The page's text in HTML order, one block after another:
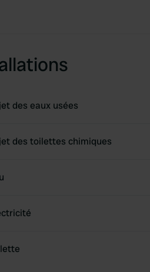
des eaux usées
des toilettes chimiques